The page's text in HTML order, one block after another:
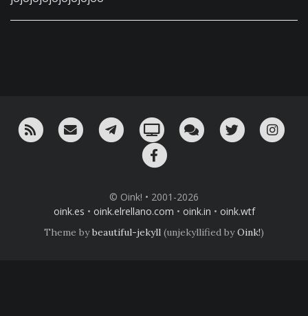
RSS ¡Mándame un email!¡Nuestro canal en Telegram!
Oink! TV Charla con nosotros
Twitter
© Oink! • 2001-2026
oink.es • oink.elrellano.com • oink.in • oink.wtf
Theme bybeautiful-jekyll (unjekyllified byOink!)